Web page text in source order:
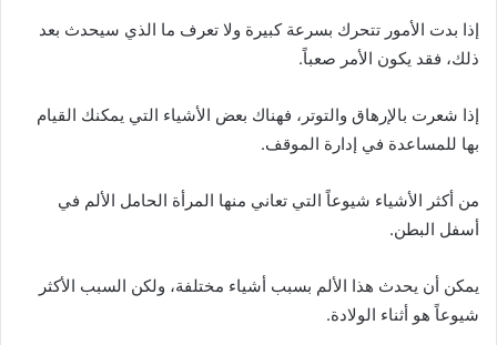
إذا بدت الأمور تتحرك بسرعة كبيرة ولا تعرف ما الذي سيحدث بعد
ذلك، فقد يكون الأمر صعباً.
إذا شعرت بالإرهاق والتوتر، فهناك بعض الأشياء التي يمكنك القيام
بها للمساعدة في إدارة الموقف.
من أكثر الأشياء شيوعاً التي تعاني منها المرأة الحامل الألم في
أسفل البطن.
يمكن أن يحدث هذا الألم بسبب أشياء مختلفة، ولكن السبب الأكثر
شيوعاً هو أثناء الولادة.